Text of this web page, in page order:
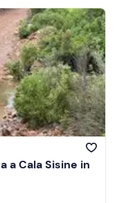
a Cala Sisine in